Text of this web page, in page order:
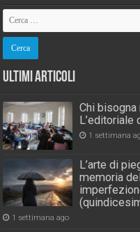
Ultimi Articoli
Chi bisogna
L’editoriale
1 settimana
L’arte di
memoria
1 settimana ago